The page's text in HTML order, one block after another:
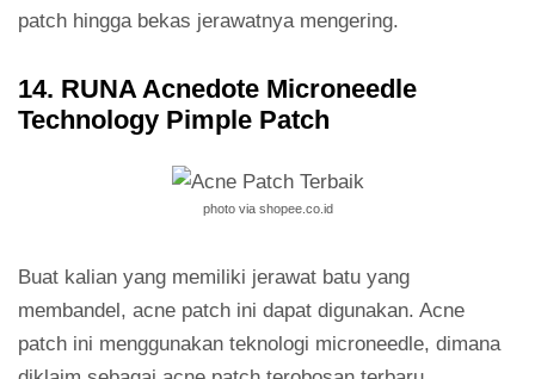
patch hingga bekas jerawatnya mengering.
14. RUNA Acnedote Microneedle
Technology Pimple Patch
photo via shopee.co.id
Buat kalian yang memiliki jerawat batu yang
membandel, acne patch ini dapat digunakan. Acne
patch ini menggunakan teknologi microneedle, dimana